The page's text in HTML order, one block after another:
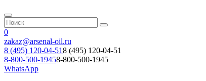
0
zakaz@arsenal-oil.ru
8 (495) 120-04-518 (495) 120-04-51
8-800-500-19458-800-500-1945
WhatsApp